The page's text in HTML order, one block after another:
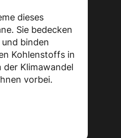
dieses
Sie bedecken
binden
Kohlenstoffs in
der Klimawandel
vorbei.